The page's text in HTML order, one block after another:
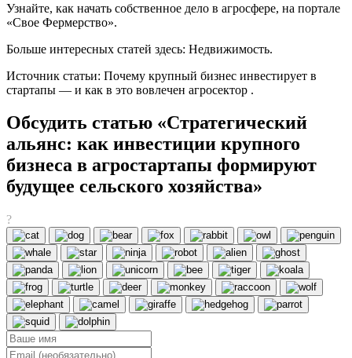
Узнайте, как начать собственное дело в агросфере, на портале
«Свое Фермерство».
Больше интересных статей здесь: Недвижимость.
Источник статьи: Почему крупный бизнес инвестирует в
стартапы — и как в это вовлечен агросектор .
Обсудить статью «Стратегический
альянс: как инвестиции крупного
бизнеса в агростартапы формируют
будущее сельского хозяйства»
?